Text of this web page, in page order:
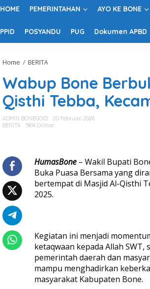
HOME PEMERINTAHAN AYO KE BONE
PPID POSYANDU PUG Dokumen APBD
Home / BERITA
b
u
p
n
r
u
k
a
s
a
d
i
M
s
Wabup Bone
Qisthi Tebba,
ADMIN BONEGOID
20 Februari 2026
BERITA
5814 Dilihat
HumasBone– Wakil Bupati
Buka Puasa Bersama yang
bertempat di Masjid Al-Qisthi
2025.
Kegiatan ini menjadi
ketaqwaan kepada Allah
pemerintah daerah dan
mampu menghadirkan
masyarakat Kabupaten Bone.